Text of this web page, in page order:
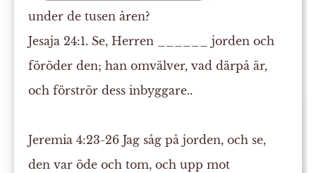
under de tusen åren?
Jesaja 24:1. Se, Herren ______ jorden och
föröder den; han omvälver, vad därpå är,
och förströr dess inbyggare..
Jeremia 4:23-26 Jag såg på jorden, och se,
den var öde ochtom, och upp mot